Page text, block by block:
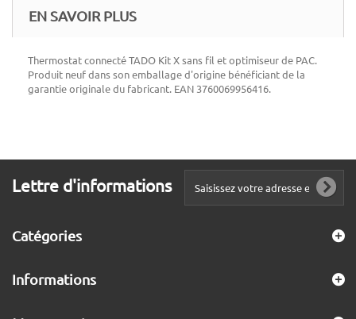
EN SAVOIR PLUS
Thermostat connecté TADO Kit X sans fil et optimiseur de PAC.
Produit neuf dans son emballage d'origine bénéficiant de la
garantie originale du fabricant. EAN 3760069956416.
Lettre d'informations
Catégories
Informations